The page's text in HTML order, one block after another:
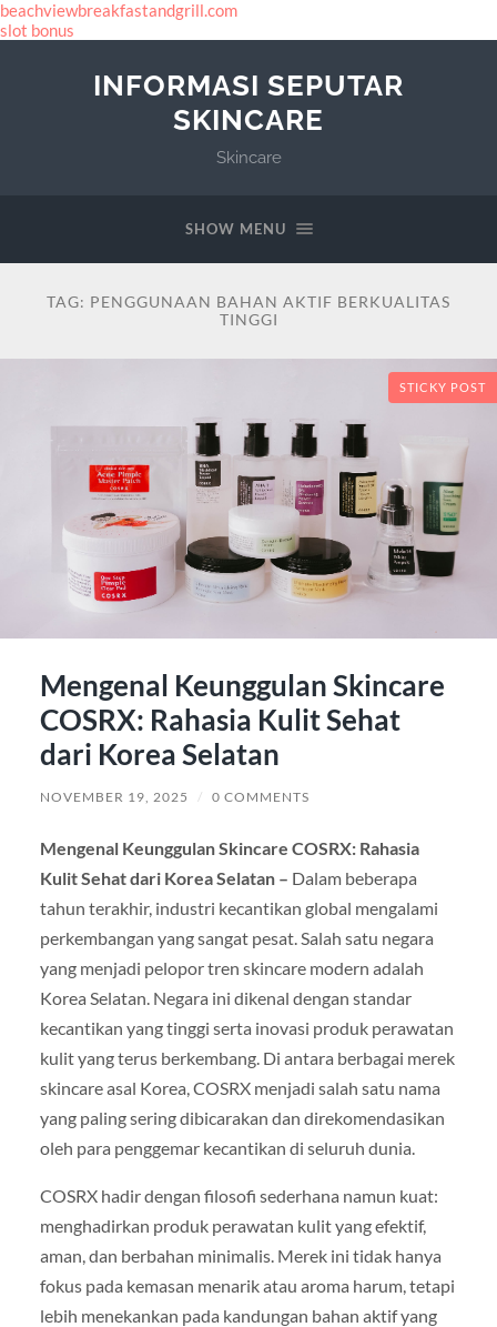
beachviewbreakfastandgrill.com
slot bonus
INFORMASI SEPUTAR
SKINCARE
Skincare
SHOW MENU
TAG: PENGGUNAAN BAHAN AKTIF BERKUALITAS
TINGGI
STICKY POST
Mengenal Keunggulan Skincare
COSRX: Rahasia Kulit Sehat
dari Korea Selatan
NOVEMBER 19, 2025 / 0 COMMENTS
Mengenal Keunggulan Skincare COSRX: Rahasia
Kulit Sehat dari Korea Selatan – Dalam beberapa
tahun terakhir, industri kecantikan global mengalami
perkembangan yang sangat pesat. Salah satu negara
yang menjadi pelopor tren skincare modern adalah
Korea Selatan. Negara ini dikenal dengan standar
kecantikan yang tinggi serta inovasi produk perawatan
kulit yang terus berkembang. Di antara berbagai merek
skincare asal Korea, COSRX menjadi salah satu nama
yang paling sering dibicarakan dan direkomendasikan
oleh para penggemar kecantikan di seluruh dunia.
COSRX hadir dengan filosofi sederhana namun kuat:
menghadirkan produk perawatan kulit yang efektif,
aman, dan berbahan minimalis. Merek ini tidak hanya
fokus pada kemasan menarik atau aroma harum, tetapi
lebih menekankan pada kandungan bahan aktif yang